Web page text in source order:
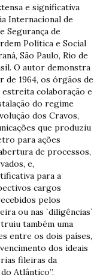
e significativa
Internacional de
Segurança de
Política e Social
São Paulo, Rio de
O autor demonstra
de 1964, os órgãos de
estreita colaboração e
do regime
dos Cravos,
que produziu
para ações
de processos,
e,
para a
cargos
pelos
ou nas `diligências`
também uma
entre os dois países,
dos ideais
fileiras da
Atlântico”.